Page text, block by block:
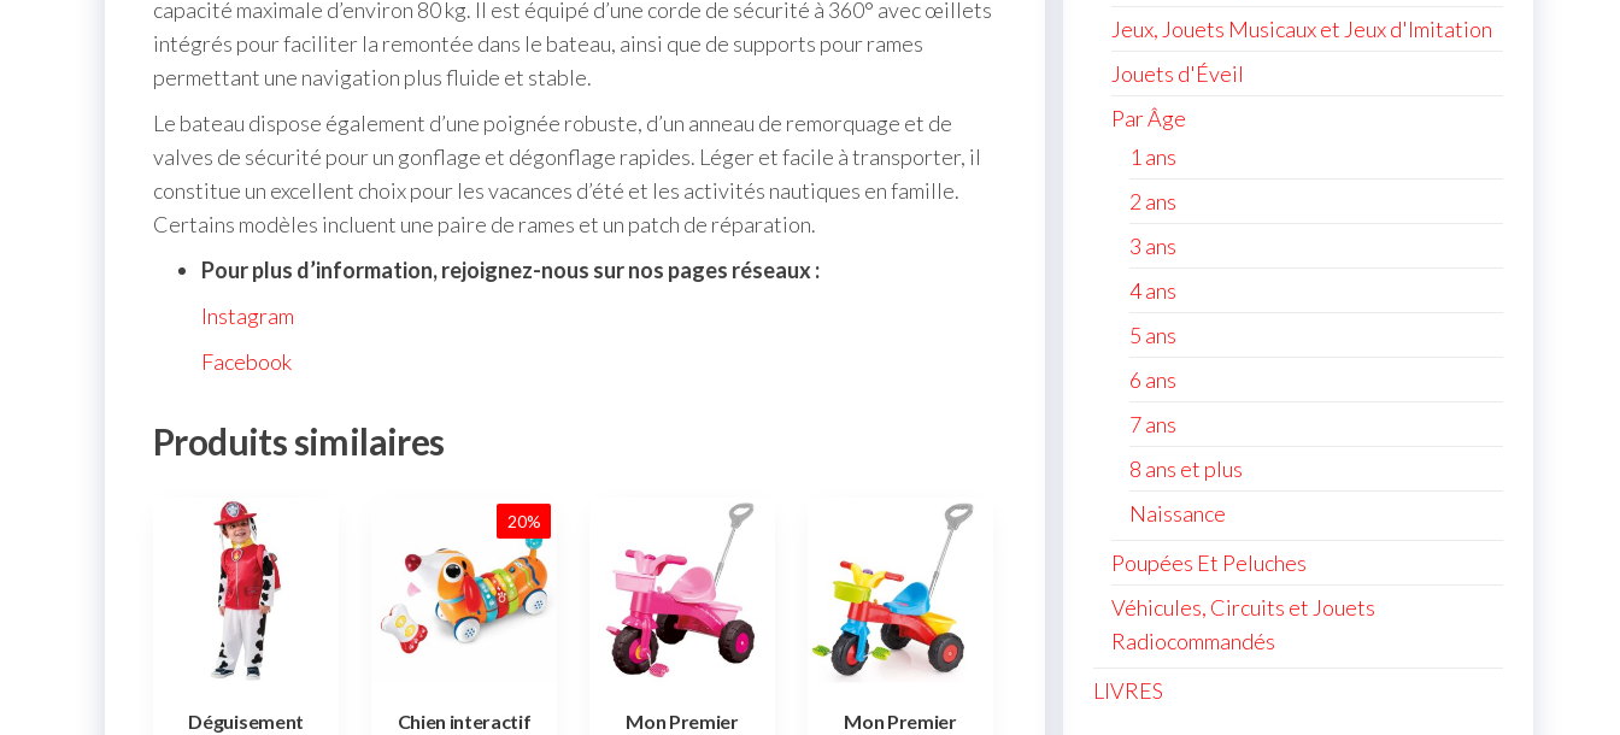
capacité maximale d’environ 80 kg. Il est équipé d’une corde de sécurité à 360° avec œillets
intégrés pour faciliter la remontée dans le bateau, ainsi que de supports pour rames
permettant une navigation plus fluide et stable.
Le bateau dispose également d’une poignée robuste, d’un anneau de remorquage et de
valves de sécurité pour un gonflage et dégonflage rapides. Léger et facile à transporter, il
constitue un excellent choix pour les vacances d’été et les activités nautiques en famille.
Certains modèles incluent une paire de rames et un patch de réparation.
Pour plus d’information, rejoignez-nous sur nos pages réseaux :
Instagram
Facebook
Produits similaires
Déguisement
20%
Chien interactif
Mon Premier
Mon Premier
Jeux, Jouets Musicaux et Jeux d'Imitation
Jouets d'Éveil
Par Âge
1 ans
2 ans
3 ans
4 ans
5 ans
6 ans
7 ans
8 ans et plus
Naissance
Poupées Et Peluches
Véhicules, Circuits et Jouets
Radiocommandés
LIVRES